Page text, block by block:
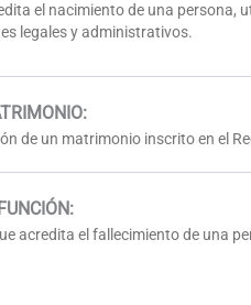
el nacimiento de una persona,
legales y administrativos.
de un matrimonio inscrito en el
:
acredita el fallecimiento de una